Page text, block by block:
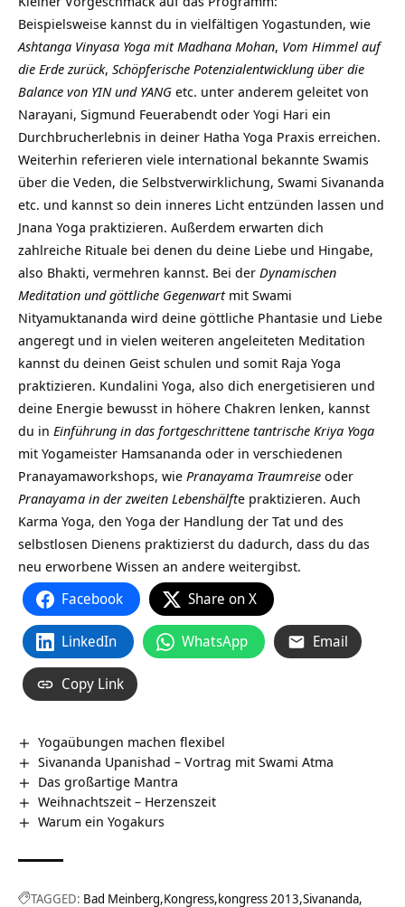
Beispielsweise kannst du in vielfältigen Yogastunden, wie
Ashtanga Vinyasa Yoga mit Madhana Mohan, Vom Himmel auf
die Erde zurück, Schöpferische Potenzialentwicklung über die
Balance von YIN und YANG etc. unter anderem geleitet von
Narayani, Sigmund Feuerabendt oder Yogi Hari ein
Durchbrucherlebnis in deiner Hatha Yoga Praxis erreichen.
Weiterhin referieren viele international bekannte Swamis
über die Veden, die Selbstverwirklichung, Swami Sivananda
etc. und kannst so dein inneres Licht entzünden lassen und
Jnana Yoga praktizieren. Außerdem erwarten dich
zahlreiche Rituale bei denen du deine Liebe und Hingabe,
also Bhakti, vermehren kannst. Bei der Dynamischen
Meditation und göttliche Gegenwartmit Swami
Nityamuktananda wird deine göttliche Phantasie und Liebe
angeregt und in vielen weiteren angeleiteten Meditation
kannst du deinen Geist schulen und somit Raja Yoga
praktizieren. Kundalini Yoga, also dich energetisieren und
deine Energie bewusst in höhere Chakren lenken, kannst
du in Einführung in das fortgeschrittene tantrische Kriya Yoga
mit Yogameister Hamsananda oder in verschiedenen
Pranayamaworkshops, wie Pranayama Traumreise oder
Pranayama in der zweiten Lebenshälfte praktizieren. Auch
Karma Yoga, den Yoga der Handlung der Tat und des
selbstlosen Dienens praktizierst du dadurch, dass du das
neu erworbene Wissen an andere weitergibst.
Facebook Share on X
LinkedIn WhatsApp Email
Copy Link
Yogaübungen machen flexibel
Sivananda Upanishad – Vortrag mit Swami Atma
Das großartige Mantra
Weihnachtszeit – Herzenszeit
Warum ein Yogakurs
TAGGED: Bad Meinberg Kongress kongress 2013 Sivananda